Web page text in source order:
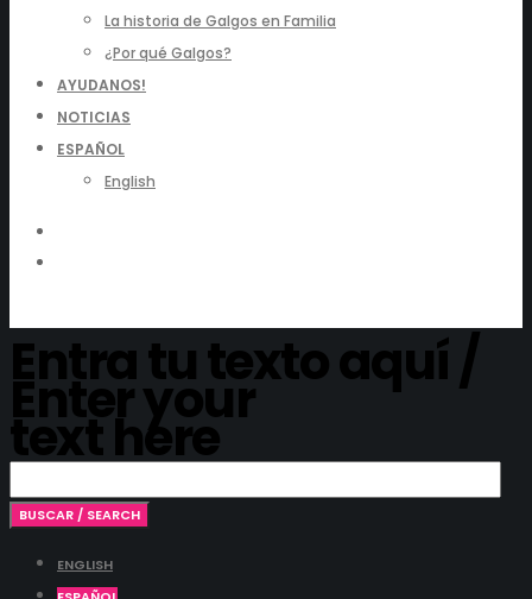
La historia de Galgos en Familia
¿Por qué Galgos?
AYUDANOS!
NOTICIAS
ESPAÑOL
English
Entra tu texto aquí /
Enter your
text here
ENGLISH